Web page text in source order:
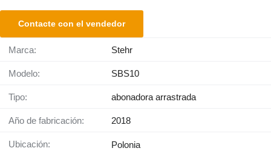
Contacte con el vendedor
Marca: Stehr
Modelo: SBS10
Tipo: abonadora arrastrada
Año de fabricación: 2018
Ubicación:
Polonia